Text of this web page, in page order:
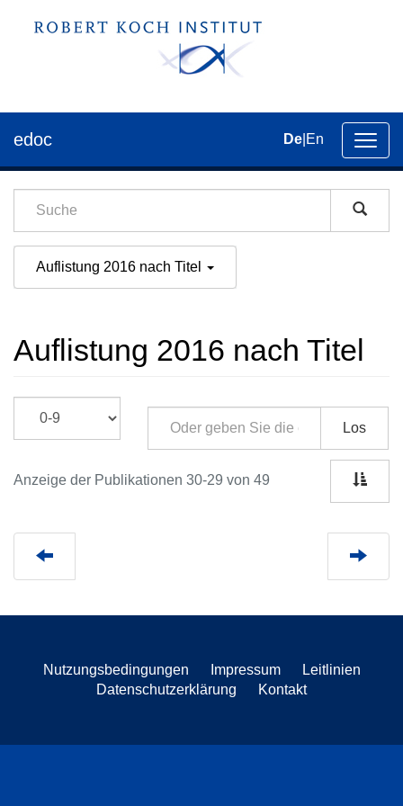
der
edoc De En
Auflistung 2016 nach Titel
Auflistung 2016 nach Titel
Los
Anzeige der Publikationen 30-29 von 49
Nutzungsbedingungen Impressum
Leitlinien
Datenschutzerklärung
Kontakt